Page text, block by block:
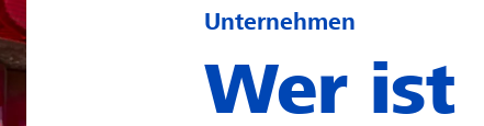
Unternehmen
Wer ist